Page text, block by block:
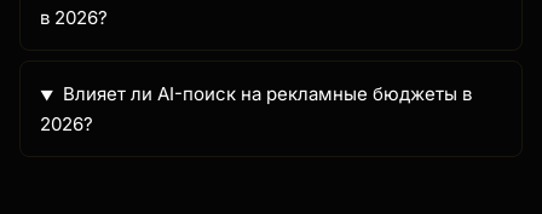
в 2026?
Влияет ли AI-поиск на рекламные бюджеты в
2026?